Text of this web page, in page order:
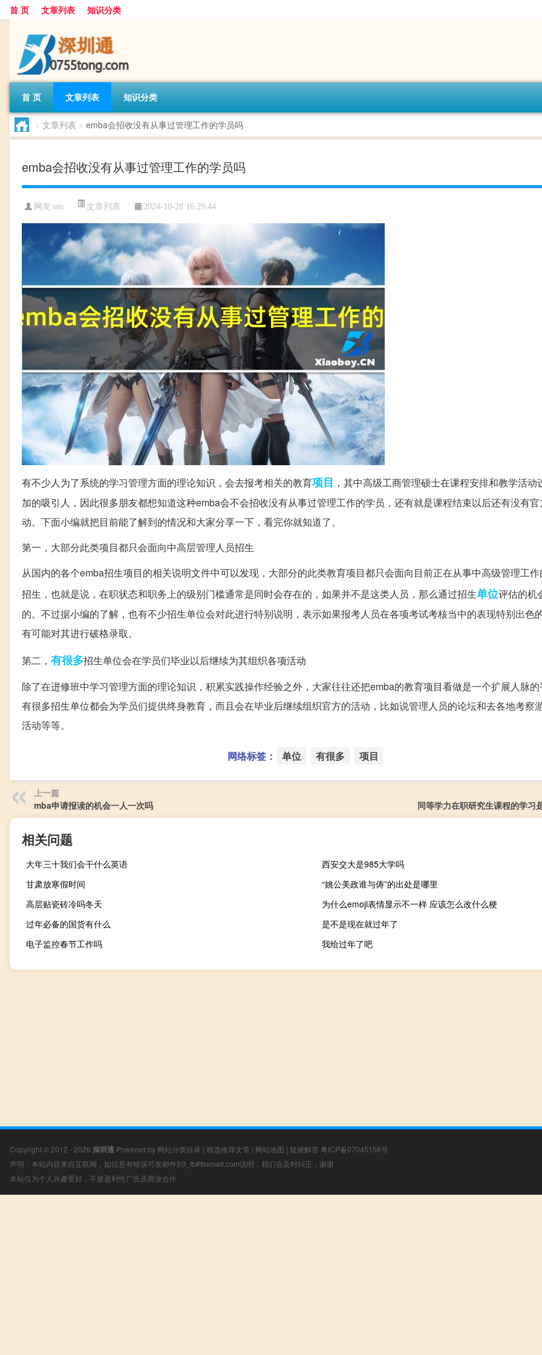
首 页 文章列表 知识分类
首 页 文章列表 知识分类
> 文章列表 > emba会招收没有从事过管理工作的学员吗
emba会招收没有从事过管理工作的学员吗
网友:em 文章列表 2024-10-28 16:29:44
有不少人为了系统的学习管理方面的理论知识，会去报考相关的教育项目 ，其中高级工商管理硕士在课程安排和教学活动
加的吸引人，因此很多朋友都想知道这种emba会不会招收没有从事过管理工作的学员，还有就是课程结束以后还有没有
动。下面小编就把目前能了解到的情况和大家分享一下，看完你就知道了。
第一，大部分此类项目都只会面向中高层管理人员招生
从国内的各个emba招生项目的相关说明文件中可以发现，大部分的此类教育项目都只会面向目前正在从事中高级管理工
招生，也就是说，在职状态和职务上的级别门槛通常是同时会存在的，如果并不是这类人员，那么通过招生单位评估的机
的。不过据小编的了解，也有不少招生单位会对此进行特别说明，表示如果报考人员在各项考试考核当中的表现特别出色
有可能对其进行破格录取。
第二， 有很多招生单位会在学员们毕业以后继续为其组织各项活动
除了在进修班中学习管理方面的理论知识，积累实践操作经验之外，大家往往还把emba的教育项目看做是一个扩展人脉
有很多招生单位都会为学员们提供终身教育，而且会在毕业后继续组织官方的活动，比如说管理人员的论坛和去各地考察
活动等等。
网络标签： 单位 有很多 项目
上一篇
mba申请报读的机会一人一次吗
同等学力在职研究生课程的学习
相关问题
大年三十我们会干什么英语
西安交大是985大学吗
甘肃放寒假时间
“姚公美政谁与俦”的出处是哪里
高层贴瓷砖冷吗冬天
为什么emoji表情显示不一样 应该怎么改什么梗
过年必备的国货有什么
是不是现在就过年了
电子监控春节工作吗
我给过年了吧
Copyright © 2012 - 2026 深圳通 Powered by 网站分类目录 | 精选推荐文章 | 网站地图 | 疑难解答 粤ICP备07045158号
声明：本站内容来自互联网，如信息有错误可发邮件到f_fb#foxmail.com说明，我们会及时纠正，谢谢
本站仅为个人兴趣爱好，不接盈利性广告及商业合作